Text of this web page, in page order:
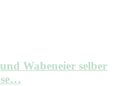
Wabeneier selber